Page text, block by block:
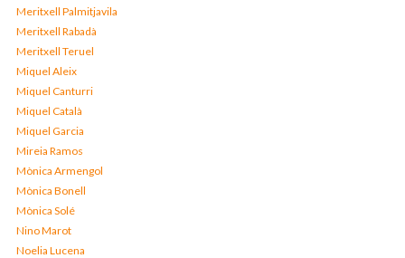
Meritxell Palmitjavila
Meritxell Rabadà
Meritxell Teruel
Miquel Aleix
Miquel Canturri
Miquel Català
Miquel Garcia
Mireia Ramos
Mònica Armengol
Mònica Bonell
Mònica Solé
Nino Marot
Noelia Lucena